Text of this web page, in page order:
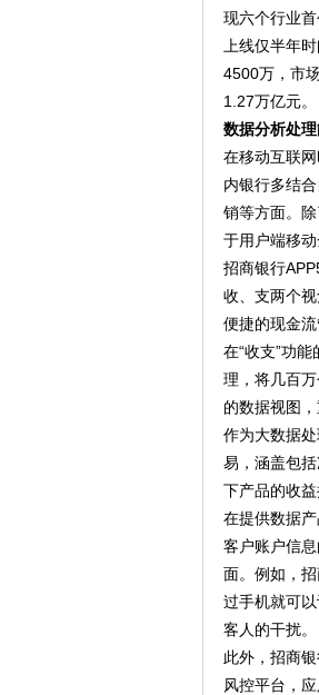
现六个行业
上线仅半年
4500万，市
1.27万亿元。
数据分析处
在移动互联
内银行多结
销等方面。
于用户端移
招商银行
收、支两个
便捷的现金
在“收支”功
理，将几百
的数据视图，
作为大数据
易，涵盖包
下产品的收
在提供数据
客户账户信
面。例如，
过手机就可
客人的干扰。
此外，招商
风控平台，